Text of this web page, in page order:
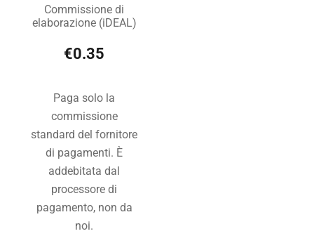
Commissione di
elaborazione(iDEAL)
€0.35
Paga solo la
commissione
standard del fornitore
di pagamenti. È
addebitata dal
processore di
pagamento, non da
noi.